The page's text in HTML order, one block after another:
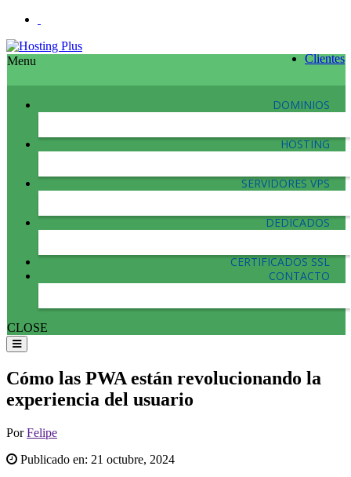
Clientes
Menu
DOMINIOS
HOSTING
SERVIDORES VPS
DEDICADOS
CERTIFICADOS SSL
CONTACTO
CLOSE
Cómo las PWA están revolucionando la
experiencia del usuario
PorFelipe
Publicado en: 21 octubre, 2024